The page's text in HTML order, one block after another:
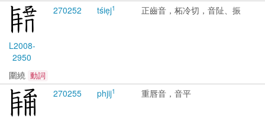
L2008-
2950
270252 tśiẹj1 正齒音，柘冷切，音阯、振
圍繞 動詞
270255 phjij1 重唇音，音平